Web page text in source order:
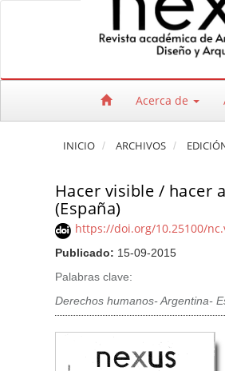
Salto rápido al contenido de la página
Navegación principal
Acerca de
INICIO ARCHIVOS
Hacer visible / hacer
(España)
https://doi.org/10.25100/
Publicado: 15-09-2015
Palabras clave:
Derechos humanos- Argentina-
Barra lateral del